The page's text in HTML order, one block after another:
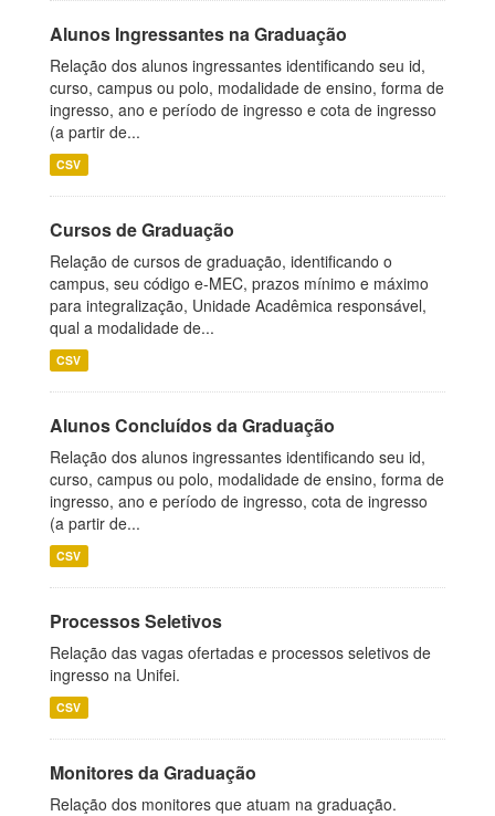
Alunos Ingressantes na Graduação
Relação dos alunos ingressantes identificando seu id,
curso, campus ou polo, modalidade de ensino, forma de
ingresso, ano e período de ingresso e cota de ingresso
(a partir de...
CSV
Cursos de Graduação
Relação de cursos de graduação, identificando o
campus, seu código e-MEC, prazos mínimo e máximo
para integralização, Unidade Acadêmica responsável,
qual a modalidade de...
CSV
Alunos Concluídos da Graduação
Relação dos alunos ingressantes identificando seu id,
curso, campus ou polo, modalidade de ensino, forma de
ingresso, ano e período de ingresso, cota de ingresso
(a partir de...
CSV
Processos Seletivos
Relação das vagas ofertadas e processos seletivos de
ingresso na Unifei.
CSV
Monitores da Graduação
Relação dos monitores que atuam na graduação.